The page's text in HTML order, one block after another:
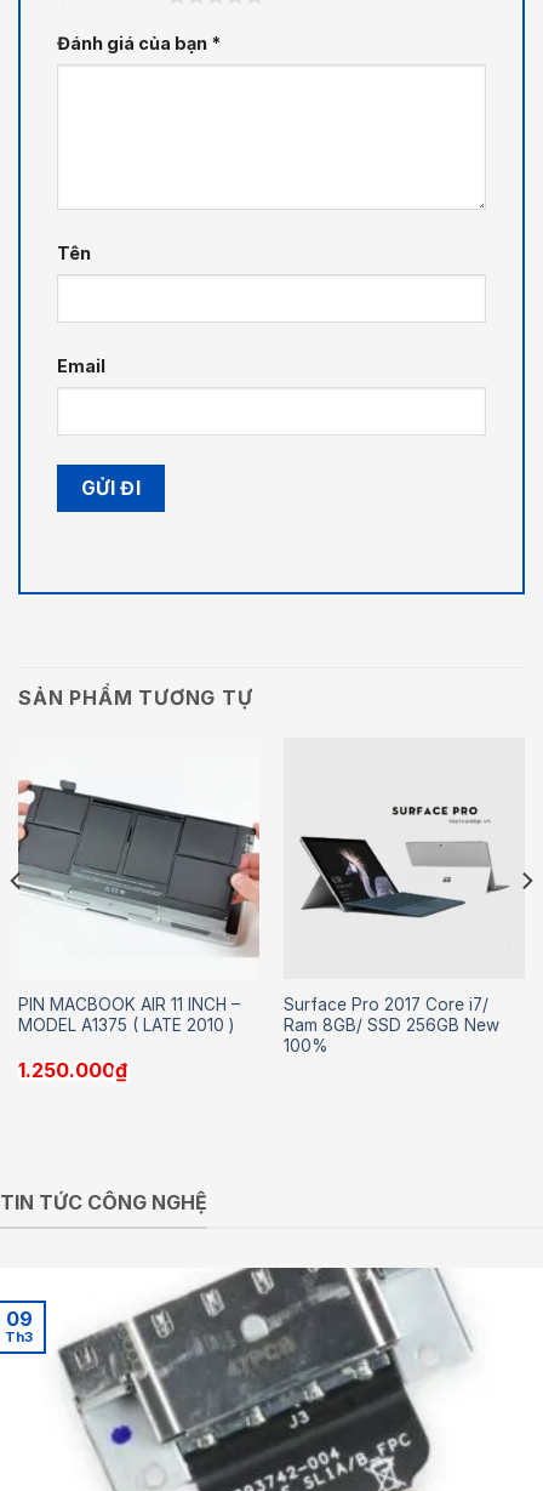
Đánh giá của bạn *
Tên
Email
SẢN PHẨM TƯƠNG TỰ
PIN MACBOOK AIR 11 INCH –
MODEL A1375 ( LATE 2010 )
1.250.000₫
Surface Pro 2017 Core i7/
Ram 8GB/ SSD 256GB New
100%
TIN TỨC CÔNG NGHỆ
09
Th3